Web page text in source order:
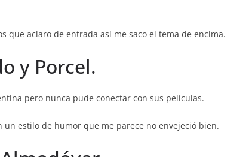
que aclaro de entrada así me saco el tema de encima.
y Porcel.
pero nunca pude conectar con sus películas.
un estilo de humor que me parece no envejeció bien.